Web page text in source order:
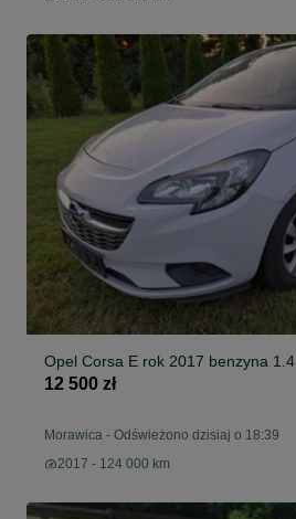
Opel Corsa E rok 2017 benzyna 1.4
12 500 zł
Morawica - Odświeżono dzisiaj o 18:39
2017 - 124 000 km